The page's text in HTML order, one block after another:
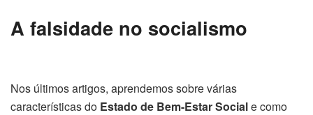
A falsidade no socialismo
Nos últimos artigos, aprendemos sobre várias
características do Estado de Bem-Estar Sociale como